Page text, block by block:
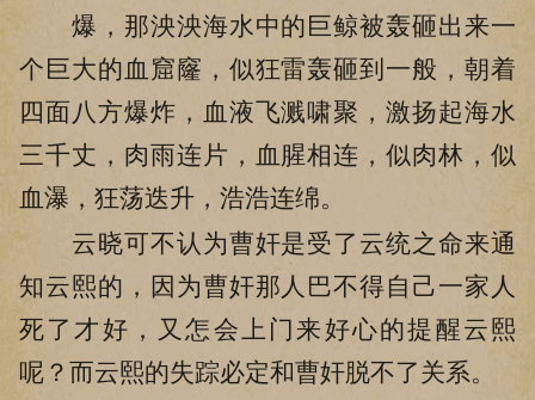
爆，那泱泱海水中的巨鲸被轰砸出来一
个巨大的血窟窿，似狂雷轰砸到一般，朝着
四面八方爆炸，血液飞溅啸聚，激扬起海水
三千丈，肉雨连片，血腥相连，似肉林，似
血瀑，狂荡迭升，浩浩连绵。
云晓可不认为曹奸是受了云统之命来通
知云熙的，因为曹奸那人巴不得自己一家人
死了才好，又怎会上门来好心的提醒云熙
呢？而云熙的失踪必定和曹奸脱不了关系。